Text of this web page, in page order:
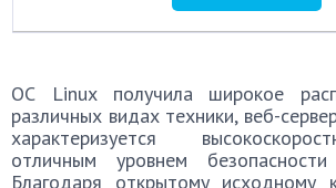
ОС Linux получила широкое
различных видах техники, веб-
характеризуется
отличным уровнем
Благодаря открытому исходному